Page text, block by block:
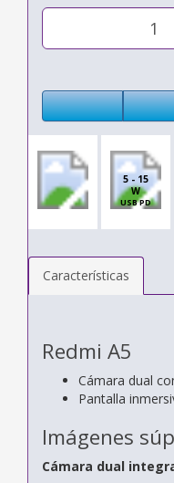
5 - 15
W
USB PD
Características
Redmi A5
Cámara dual
Pantalla
Imágenes
Cámara dual